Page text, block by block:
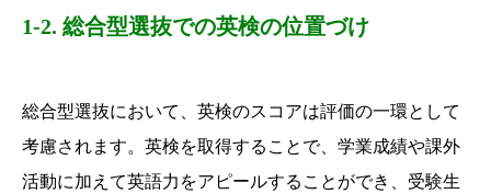
1-2. 総合型選抜での英検の位置づけ
総合型選抜において、英検のスコアは評価の一環として
考慮されます。英検を取得することで、学業成績や課外
活動に加えて英語力をアピールすることができ、受験生